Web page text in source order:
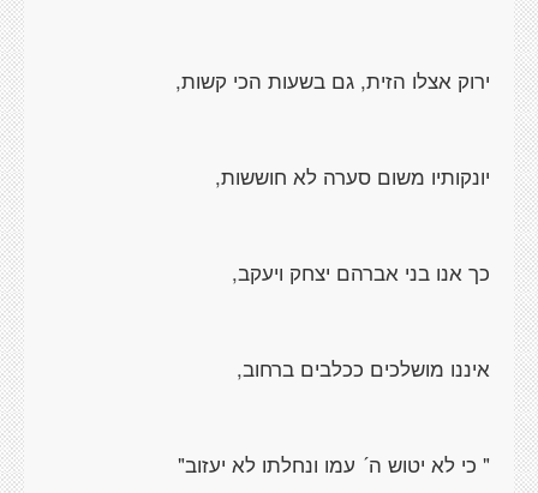
ירוק אצלו הזית, גם בשעות הכי קשות,
יונקותיו משום סערה לא חוששות,
כך אנו בני אברהם יצחק ויעקב,
איננו מושלכים ככלבים ברחוב,
" כי לא יטוש ה´ עמו ונחלתו לא יעזוב"